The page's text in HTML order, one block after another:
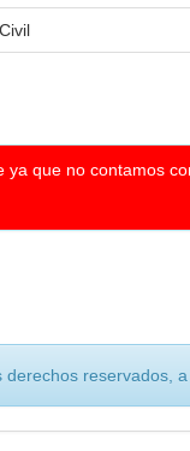
que no contamos
reservados,